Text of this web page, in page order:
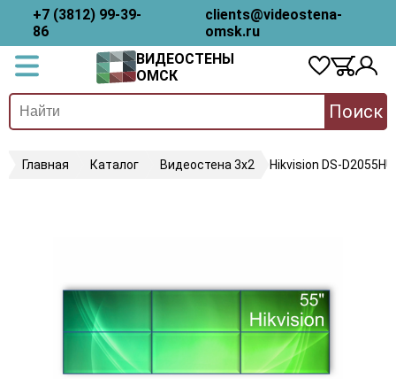
+7 (3812) 99-39-
86
clients@videostena-
omsk.ru
ВИДЕОСТЕНЫ
ОМСК
Поиск
Главная Каталог Видеостена 3х2 Hikvision DS-